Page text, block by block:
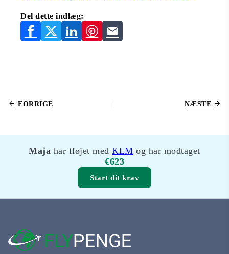
Del dette indlæg:
FORRIGE NÆSTE
Maja har fløjet medKLM og har modtaget
€623
Start dit krav